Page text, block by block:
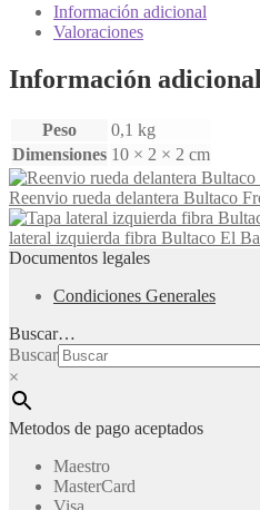
asiento
cantidad
Información adicional
Valoraciones
Información adicional
Peso
0,1 kg
Dimensiones 10 × 2 × 2 cm
Reenvio rueda delantera Bultaco
lateral izquierda fibra Bultaco El
Documentos legales
Condiciones Generales
Buscar…
Buscar
×
Metodos de pago aceptados
Maestro
MasterCard
Visa